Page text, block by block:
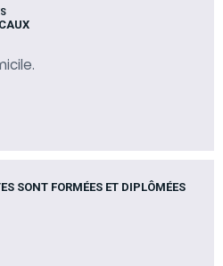
SONT FORMÉES ET DIPLÔMÉES